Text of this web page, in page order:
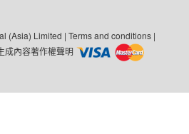
(Asia) Limited | Terms and conditions |
成內容著作權聲明